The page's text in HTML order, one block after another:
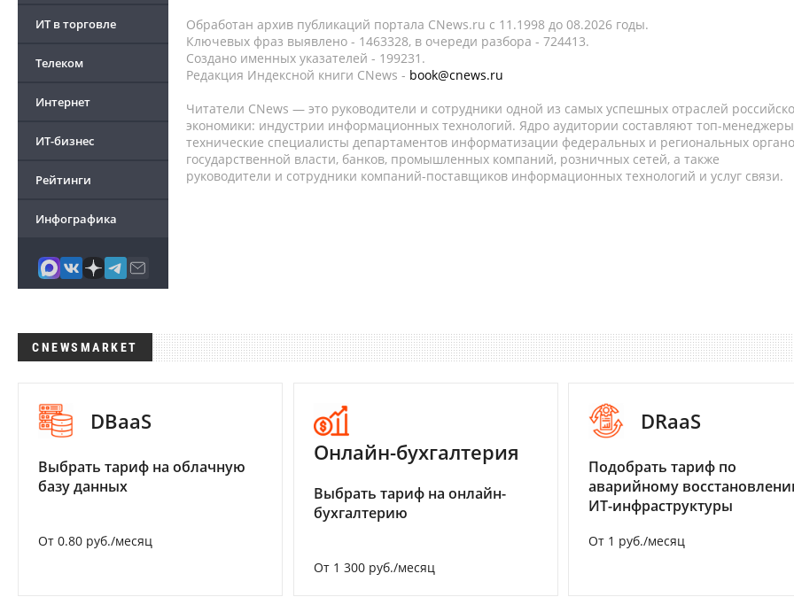
ИТ в торговле
Телеком
Интернет
ИТ-бизнес
Рейтинги
Инфографика
Обработан архив публикаций портала CNews.ru c 11.1998 до 08.2026 годы.
Ключевых фраз выявлено - 1463328, в очереди разбора - 724413.
Создано именных указателей - 199231.
Редакция Индексной книги CNews - book@cnews.ru
Читатели CNews — это руководители и сотрудники одной из самых успешных отраслей
экономики: индустрии информационных технологий. Ядро аудитории составляют топ-
технические специалисты департаментов информатизации федеральных и региональных
государственной власти, банков, промышленных компаний, розничных сетей, а также
руководители и сотрудники компаний-поставщиков информационных технологий и услуг связи.
CNEWSMARKET
DBaaS
Выбрать тариф на облачную
базу данных
От 0.80 руб./месяц
Онлайн-бухгалтерия
Выбрать тариф на онлайн-
бухгалтерию
От 1 300 руб./месяц
DRaaS
Подобрать тариф по
аварийному
ИТ-инфраструктуры
От 1 руб./месяц